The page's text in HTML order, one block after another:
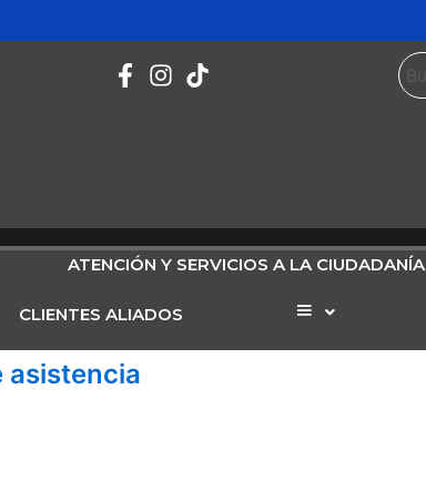
ATENCIÓN Y SERVICIOS A LA CIUDADANÍA
CLIENTES ALIADOS Elemento
menú